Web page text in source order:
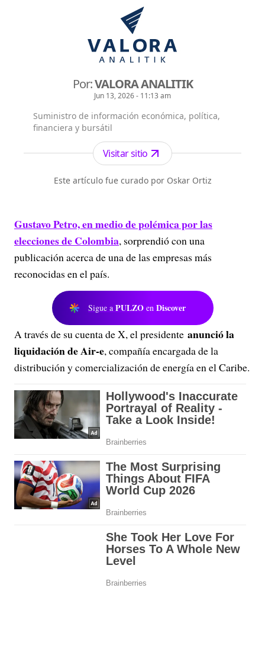
Por:VALORA ANALITIK
Jun 13, 2026 - 11:13 am
Suministro de información económica, política,
financiera y bursátil
Visitar sitio
Este artículo fue curado por Oskar Ortiz
Gustavo Petro, en medio de polémica por las
elecciones de Colombia, sorprendió con una
publicación acerca de una de las empresas más
reconocidas en el país.
Sigue a PULZO en Discover
A través de su cuenta de X, el presidente anunció la
liquidación de Air-e, compañía encargada de la
distribución y comercialización de energía en el Caribe.